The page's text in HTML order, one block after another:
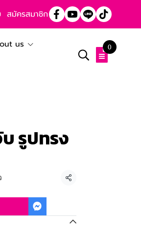
สมัครสมาชิก
us
0
รูปทรง
แชร์